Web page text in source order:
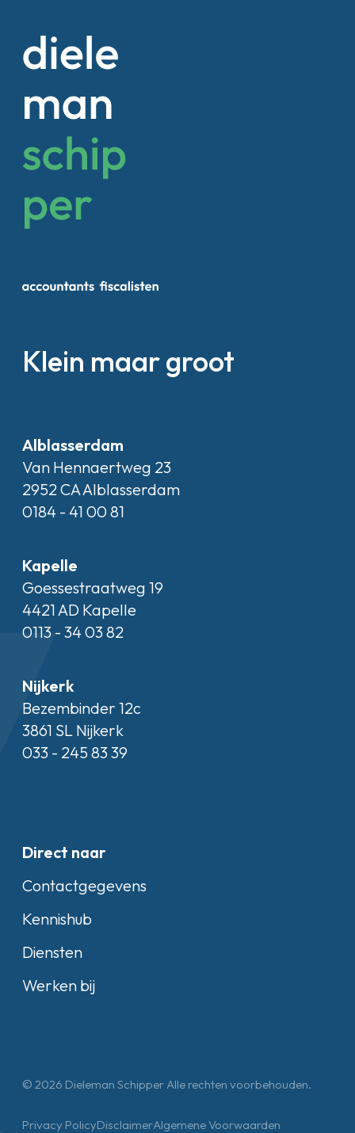
Klein maar groot
Alblasserdam
Van Hennaertweg 23
2952 CA Alblasserdam
0184 - 41 00 81
Kapelle
Goessestraatweg 19
4421 AD Kapelle
0113 - 34 03 82
Nijkerk
Bezembinder 12c
3861 SL Nijkerk
033 - 245 83 39
Direct naar
Contactgegevens
Kennishub
Diensten
Werken bij
© 2026 Dieleman Schipper Alle rechten voorbehouden.
Privacy PolicyDisclaimerAlgemene Voorwaarden